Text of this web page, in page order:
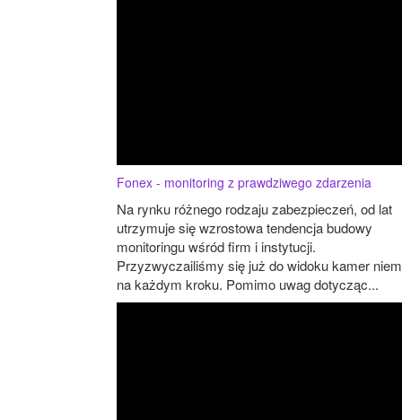
Fonex - monitoring z prawdziwego zdarzenia
Na rynku różnego rodzaju zabezpieczeń, od lat
utrzymuje się wzrostowa tendencja budowy
monitoringu wśród firm i instytucji.
Przyzwyczailiśmy się już do widoku kamer
na każdym kroku. Pomimo uwag dotycząc...